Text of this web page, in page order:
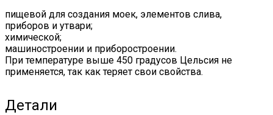
пищевой для создания моек, элементов слива,
приборов и утвари;
химической;
машиностроении и приборостроении.
При температуре выше 450 градусов Цельсия не
применяется, так как теряет свои свойства.
Детали